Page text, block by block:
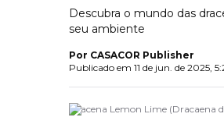
Descubra o mundo das
seu ambiente
Por CASACOR Publisher
Publicado em 11 de jun. de 2025,
Dracena Lemon Lime (Dracaena